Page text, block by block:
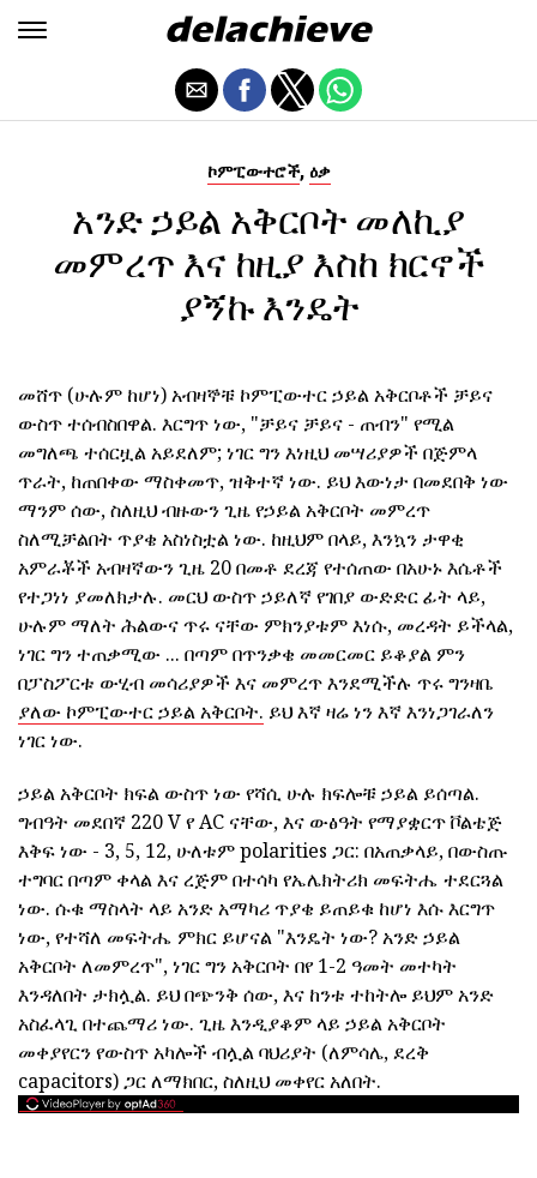
ኮምፒውተሮች, ዕቃ
አንድ ኃይል አቅርቦት መለኪያ
መምረጥ እና ከዚያ እስከ ክርኖች
ያኝኩ እንዴት
መሸጥ (ሁሉም ከሆነ) አብዛኞቹ ኮምፒውተር ኃይል አቅርቦቶች ቻይና
ውስጥ ተሰብስበዋል. እርግጥ ነው, "ቻይና ቻይና - ጠብን" የሚል
መግለጫ ተሰርዟል አይደለም; ነገር ግን እነዚህ መሣሪያዎች በጅምላ
ጥራት, ከጠበቀው ማስቀመጥ, ዝቅተኛ ነው. ይህ እውነታ በመደበቅ ነው
ማንም ሰው, ስለዚህ ብዙውን ጊዜ የኃይል አቅርቦት መምረጥ
ስለሚቻልበት ጥያቄ አስነስቷል ነው. ከዚህም በላይ, እንኳን ታዋቂ
አምራቾች አብዛኛውን ጊዜ 20 በመቶ ደረጃ የተሰጠው በአሁኑ እሴቶች
የተጋነነ ያመለክታሉ. መርህ ውስጥ ኃይለኛ የገበያ ውድድር ፊት ላይ,
ሁሉም ማለት ሕልውና ጥሩ ናቸው ምክንያቱም እነሱ, መረዳት ይችላል,
ነገር ግን ተጠቃሚው ... በጣም በጥንቃቄ መመርመር ይቆያል ምን
በፓስፖርቱ ውሂብ መሳሪያዎች እና መምረጥ እንደሚችሉ ጥሩ ግንዛቤ
ያለው ኮምፒውተር ኃይል አቅርቦት. ይህ እኛ ዛሬ ነን እኛ እንነጋገራለን
ነገር ነው.
ኃይል አቅርቦት ክፍል ውስጥ ነው የሻሲ ሁሉ ክፍሎቹ ኃይል ይሰጣል.
ግብዓት መደበኛ 220 V የ AC ናቸው, እና ውፅዓት የማያቋርጥ ቮልቴጅ
እቅፍ ነው - 3, 5, 12, ሁለቱም polarities ጋር: በአጠቃላይ, በውስጡ
ተግባር በጣም ቀላል እና ረጅም በተሳካ የኤሌክትሪክ መፍትሔ ተደርጓል
ነው. ሱቁ ማስላት ላይ አንድ አማካሪ ጥያቄ ይጠይቁ ከሆነ እሱ እርግጥ
ነው, የተሻለ መፍትሔ ምክር ይሆናል "እንዴት ነው? አንድ ኃይል
አቅርቦት ለመምረጥ", ነገር ግን አቅርቦት በየ 1-2 ዓመት መተካት
እንዳለበት ታክሏል. ይህ በጭንቅ ሰው, እና ከንቱ ተከትሎ ይህም አንድ
አስፈላጊ በተጨማሪ ነው. ጊዜ እንዲያቆም ላይ ኃይል አቅርቦት
መቀያየርን የውስጥ አካሎች ብሏል ባህሪያት (ለምሳሌ, ደረቅ
capacitors) ጋር ለማክበር, ስለዚህ መቀየር አለበት.